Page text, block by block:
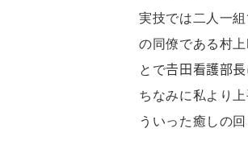
実技では二人一
の同僚である村
とで𠮷田看護部
ちなみに私より
ういった癒しの